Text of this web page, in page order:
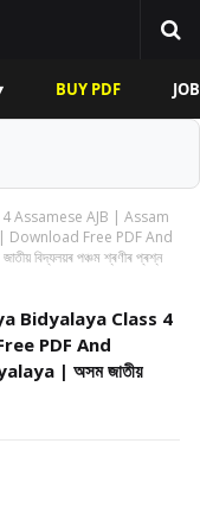
BUY PDF
4 Assamese AJB | Assam
Download Free PDF And
পঞ্চম শ্ৰণীৰ প্ৰশ্ন
Bidyalaya Class 4
PDF And
| অসম জাতীয়